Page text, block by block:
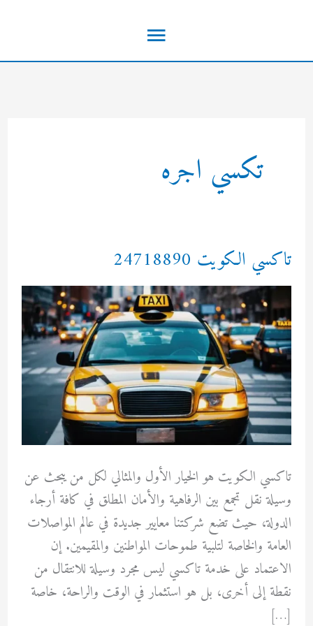
المحتوى
القائمة
الرئيسية
تكسي اجره
تاكسي الكويت 24718890
تاكسي الكويت هو الخيار الأول والمثالي لكل من يبحث عن
وسيلة نقل تجمع بين الرفاهية والأمان المطلق في كافة أرجاء
الدولة، حيث تضع شركتنا معايير جديدة في عالم المواصلات
العامة والخاصة لتلبية طموحات المواطنين والمقيمين. إن
الاعتماد على خدمة تاكسي ليس مجرد وسيلة للانتقال من
نقطة إلى أخرى، بل هو استثمار في الوقت والراحة، خاصة
[…]